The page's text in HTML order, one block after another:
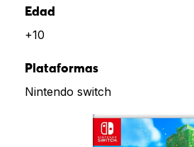
Edad
+10
Plataformas
Nintendo switch